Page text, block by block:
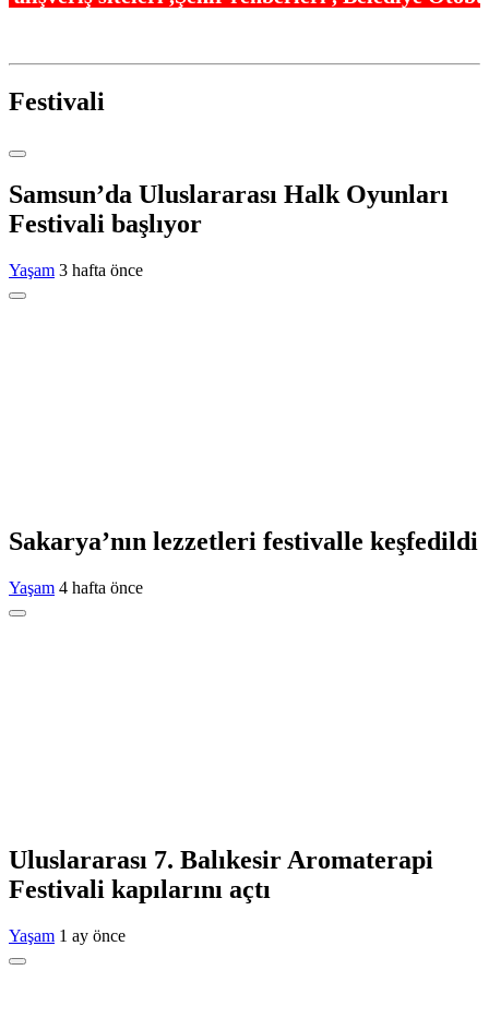
Festivali
Samsun’da Uluslararası Halk Oyunları
Festivali başlıyor
Yaşam 3 hafta önce
Sakarya’nın lezzetleri festivalle keşfedildi
Yaşam 4 hafta önce
Uluslararası 7. Balıkesir Aromaterapi
Festivali kapılarını açtı
Yaşam 1 ay önce